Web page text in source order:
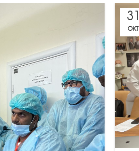
31
ОКТ